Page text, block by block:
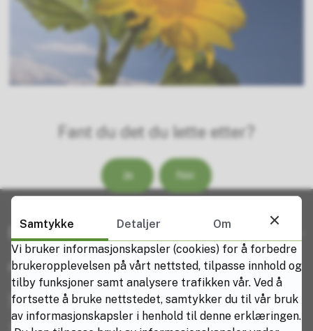
i
Fant du det du lette etter?
Ja Nei
Resepsjonen
Rektor:Mette Sverdrup
Send en E-post til skolen
Samtykke Detaljer
Om
Vi bruker informasjonskapsler (cookies) for å forbedre
brukeropplevelsen på vårt nettsted, tilpasse innhold og
tilby funksjoner samt analysere trafikken vår. Ved å
fortsette å bruke nettstedet, samtykker du til vår bruk
av informasjonskapsler i henhold til denne erklæringen.